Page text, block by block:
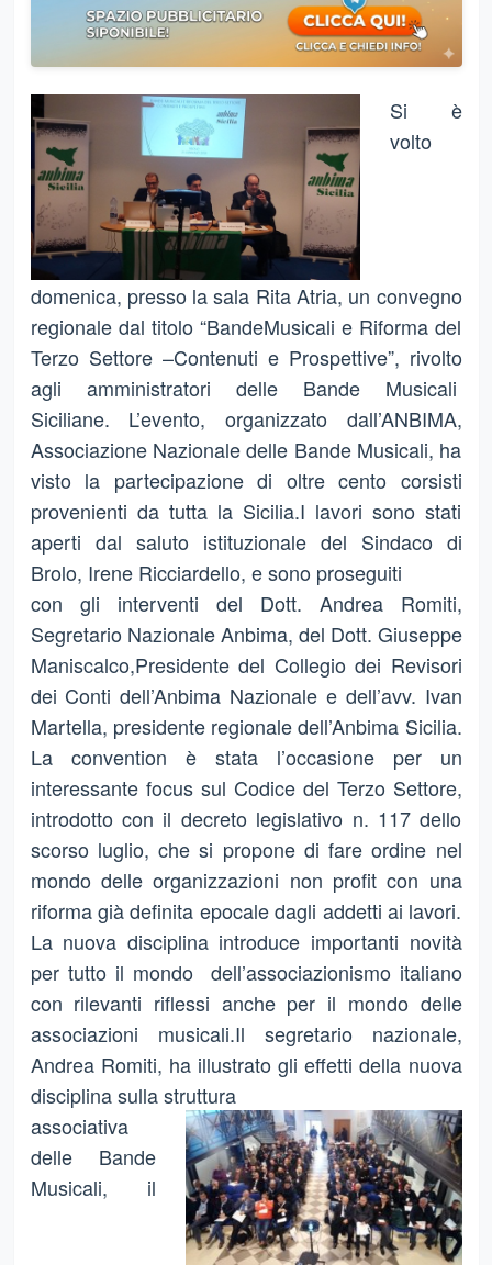
Si è
volto
domenica, presso la sala Rita Atria, un convegno
regionale dal titolo “BandeMusicali e Riforma del
Terzo Settore –Contenuti e Prospettive”, rivolto
agli amministratori delle Bande Musicali
Siciliane. L’evento, organizzato dall’ANBIMA,
Associazione Nazionale delle Bande Musicali, ha
visto la partecipazione di oltre cento corsisti
provenienti da tutta la Sicilia.I lavori sono stati
aperti dal saluto istituzionale del Sindaco di
Brolo, Irene Ricciardello, e sono proseguiti
con gli interventi del Dott. Andrea Romiti,
Segretario Nazionale Anbima, del Dott. Giuseppe
Maniscalco,Presidente del Collegio dei Revisori
dei Conti dell’Anbima Nazionale e dell’avv. Ivan
Martella, presidente regionale dell’Anbima Sicilia.
La convention è stata l’occasione per un
interessante focus sul Codice del Terzo Settore,
introdotto con il decreto legislativo n. 117 dello
scorso luglio, che si propone di fare ordine nel
mondo delle organizzazioni non profit con una
riforma già definita epocale dagli addetti ai lavori.
La nuova disciplina introduce importanti novità
per tutto il mondo dell’associazionismo italiano
con rilevanti riflessi anche per il mondo delle
associazioni musicali.Il segretario nazionale,
Andrea Romiti, ha illustrato gli effetti della nuova
disciplina sulla struttura
associativa
delle Bande
Musicali, il